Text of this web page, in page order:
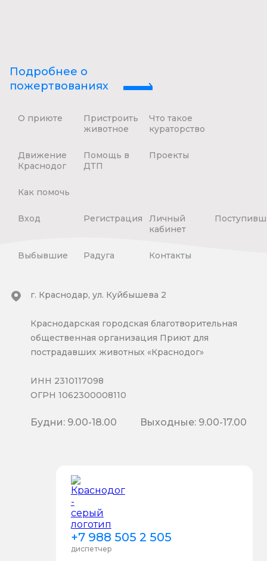
Подробнее о
пожертвованиях
О приюте
Пристроить
животное
Что такое
кураторство
Движение
Краснодог
Помощь в
ДТП
Проекты
Как помочь
Вход Регистрация
Личный
кабинет
Выбывшие Радуга Контакты
+7 988 505 2 505
диспетчер
г. Краснодар, ул. Куйбышева 2
Краснодарская городская благотворительная
общественная организация Приют для
пострадавших животных «Краснодог»
ИНН 2310117098
ОГРН 1062300008110
Будни: 9.00-18.00 Выходные: 9.00-17.00